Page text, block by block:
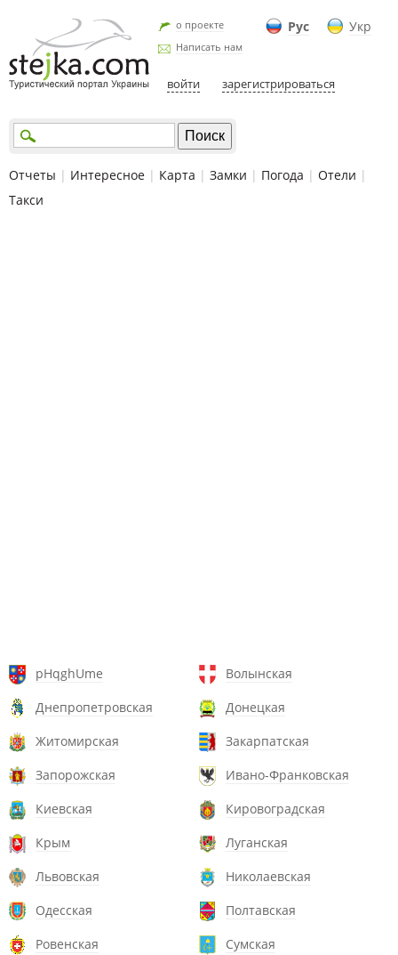
Рус Укр
о проекте
Написать нам
войти зарегистрироваться
Отчеты | Интересное | Карта | Замки | Погода | Отели |
Такси
pHqghUme
Волынская
Днепропетровская
Донецкая
Житомирская
Закарпатская
Запорожская
Ивано-Франковская
Киевская
Кировоградская
Крым
Луганская
Львовская
Николаевская
Одесская
Полтавская
Ровенская
Сумская